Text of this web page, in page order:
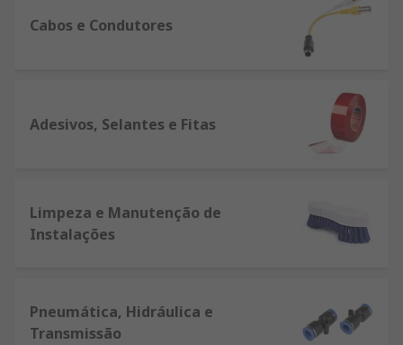
Cabos e Condutores
Adesivos, Selantes e Fitas
Limpeza e Manutenção de
Instalações
Pneumática, Hidráulica e
Transmissão